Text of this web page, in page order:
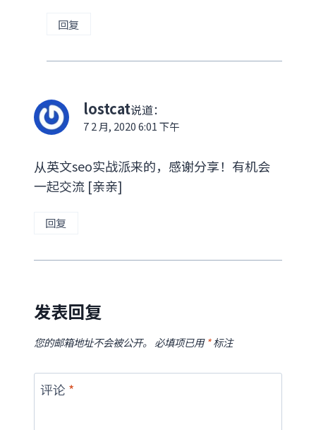
回复
lostcat说道：
7 2 月, 2020 6:01 下午
从英文seo实战派来的，感谢分享！有机会
一起交流 [亲亲]
回复
发表回复
您的邮箱地址不会被公开。 必填项已用*标注
评论 *